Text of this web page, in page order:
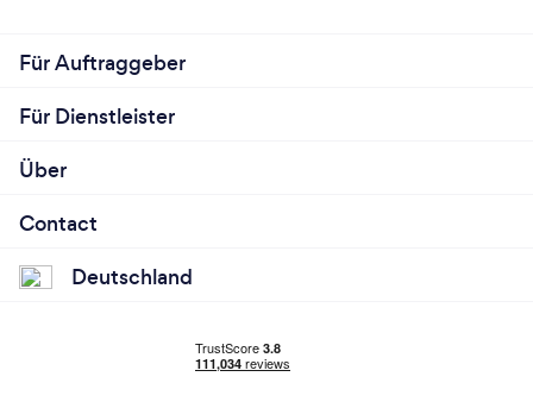
Für Auftraggeber
Für Dienstleister
Über
Contact
Deutschland